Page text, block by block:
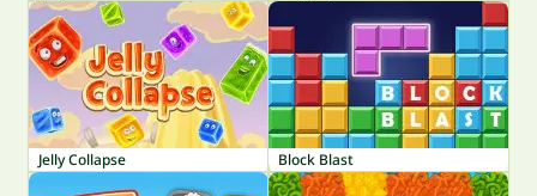
Jelly Collapse Block Blast